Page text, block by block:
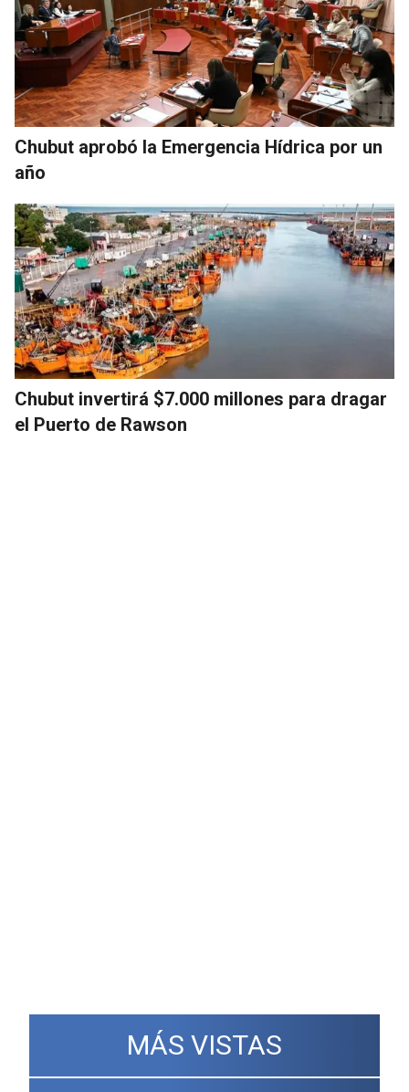
Chubut aprobó la Emergencia Hídrica por un
año
Chubut invertirá $7.000 millones para dragar
el Puerto de Rawson
MÁS VISTAS